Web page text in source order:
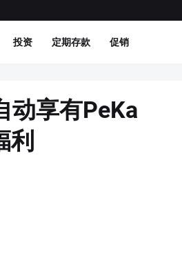
投资 定期存款 促销
动享有PeKa
利